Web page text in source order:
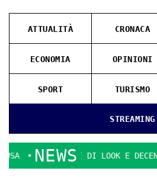
STREAMING
ATTUALITÀ CRONACA
ECONOMIA OPINIONI
SPORT TURISMO
NEWS
DI LOOK E DECENZA.